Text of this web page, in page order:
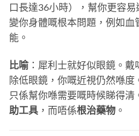
口長達36小時），幫你更容
變你身體嘅根本問題，例如
能。
比喻：犀利士就好似眼鏡。戴
除低眼鏡，你嘅近視仍然喺度
只係幫你喺需要嘅時候睇得
助工具 ，而唔係根治藥物 。